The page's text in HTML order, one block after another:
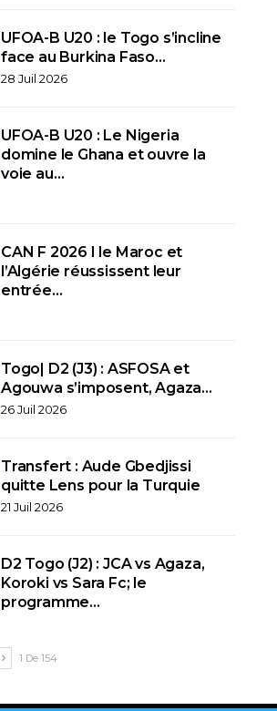
UFOA-B U20 : le Togo s’incline
face au Burkina Faso…
28 Juil 2026
UFOA-B U20 : Le Nigeria
domine le Ghana et ouvre la
voie au…
CAN F 2026 I le Maroc et
l’Algérie réussissent leur
entrée…
Togo| D2 (J3) : ASFOSA et
Agouwa s’imposent, Agaza…
26 Juil 2026
Transfert : Aude Gbedjissi
quitte Lens pour la Turquie
21 Juil 2026
D2 Togo (J2) : JCA vs Agaza,
Koroki vs Sara Fc; le
programme…
1 De 154